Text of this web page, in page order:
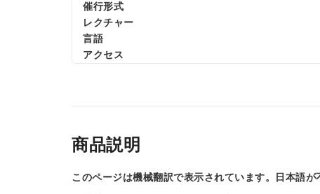
催行形式
レクチャー
言語
アクセス
商品説明
このページは機械翻訳で表示されています。日本語が